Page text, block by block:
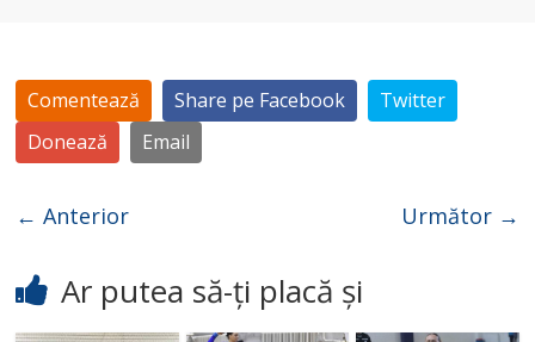
Comentează Share pe Facebook
Twitter
Donează
Email
← Anterior Următor →
Ar putea să-ți placă și